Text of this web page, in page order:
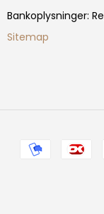
Bankoplysninger:
Sitemap